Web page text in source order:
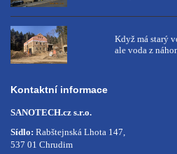
Když má starý
ale voda z
Kontaktní informace
SANOTECH.cz s.r.o.
Sídlo: Rabštejnská Lhota 147,
537 01 Chrudim